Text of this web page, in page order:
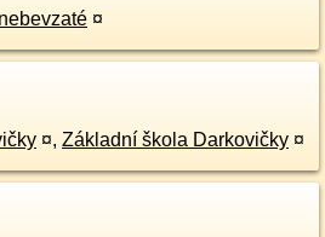
¤
¤, Základní škola Darkovičky ¤